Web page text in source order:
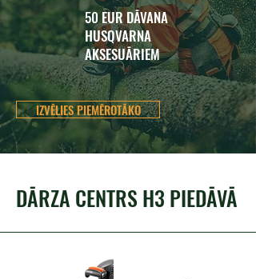
50 EUR DĀVANA
HUSQVARNA
AKSESUĀRIEM
IZVĒLIES PIEMĒROTĀKO
DĀRZA CENTRS H3 PIEDĀVĀ